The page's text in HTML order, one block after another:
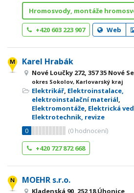
Hromosvody, montáže
+420 603 223 907 Web
Karel Hrabák
Nové Loučky 272, 357 35 Nové
okres Sokolov, Karlovarský kraj
Elektrikář, Elektroinstalace,
elektroinstalační materiál,
Elektromontáže, Elektrická
Elektrotechnik, revize
0
(0 hodnocení)
+420 727 872 668
MOEHR s.r.o.
Kladenská 90, 252 18 Úhonice